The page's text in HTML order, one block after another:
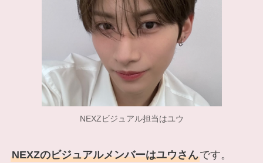
NEXZビジュアル担当はユウ
NEXZのビジュアルメンバーはユウさんです。